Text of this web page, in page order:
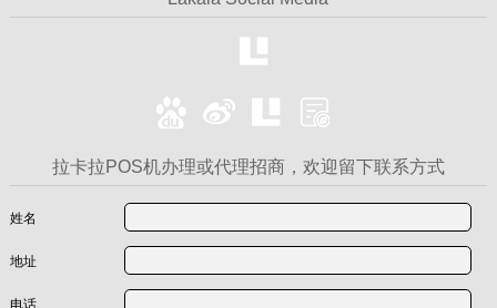
拉卡拉POS机办理或代理招商，欢迎留下联系方式
姓名
地址
电话